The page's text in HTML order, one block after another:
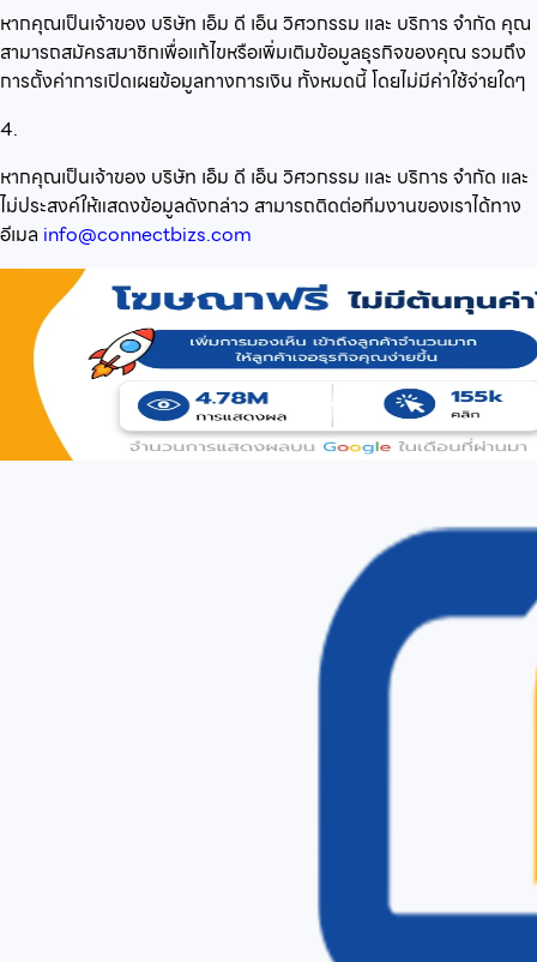
หากคุณเป็นเจ้าของ บริษัท เอ็ม ดี เอ็น วิศวกรรม และ บริการ จำกัด คุณ
สามารถสมัครสมาชิกเพื่อแก้ไขหรือเพิ่มเติมข้อมูลธุรกิจของคุณ รวมถึง
การตั้งค่าการเปิดเผยข้อมูลทางการเงิน ทั้งหมดนี้ โดยไม่มีค่าใช้จ่ายใดๆ
4.
หากคุณเป็นเจ้าของ บริษัท เอ็ม ดี เอ็น วิศวกรรม และ บริการ จำกัด และ
ไม่ประสงค์ให้แสดงข้อมูลดังกล่าว สามารถติดต่อทีมงานของเราได้ทาง
อีเมล info@connectbizs.com